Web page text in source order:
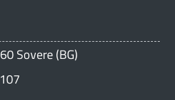
Sovere (BG)